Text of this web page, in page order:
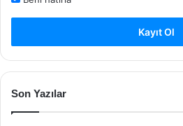
Kayıt Ol
Son Yazılar